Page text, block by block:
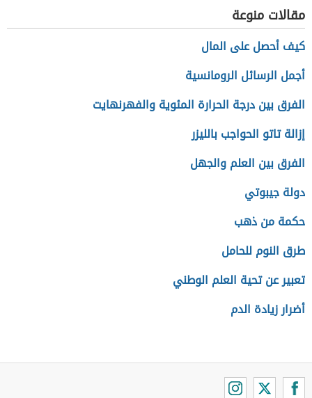
مقالات منوعة
كيف أحصل على المال
أجمل الرسائل الرومانسية
الفرق بين درجة الحرارة المئوية والفهرنهايت
إزالة تاتو الحواجب بالليزر
الفرق بين العلم والجهل
دولة جيبوتي
حكمة من ذهب
طرق النوم للحامل
تعبير عن تحية العلم الوطني
أضرار زيادة الدم